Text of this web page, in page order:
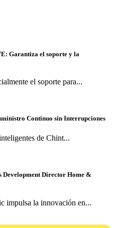
Garantiza el soporte y la
el soporte para...
Continuo sin Interrupciones
de Chint...
Development Director Home &
impulsa la innovación en...